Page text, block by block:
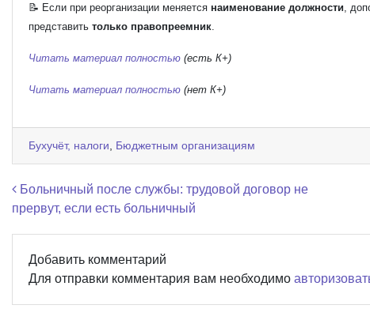
📝 Если при реорганизации меняется наименование должности ,
представить только правопреемник
Читать материал полностью (есть К+)
Читать материал полностью (нет К+)
Бухучёт, налоги Бюджетным организациям
Навигация по записям
Больничный после службы: трудовой договор не
прервут, если есть больничный
Добавить комментарий
Для отправки комментария вам необходимо